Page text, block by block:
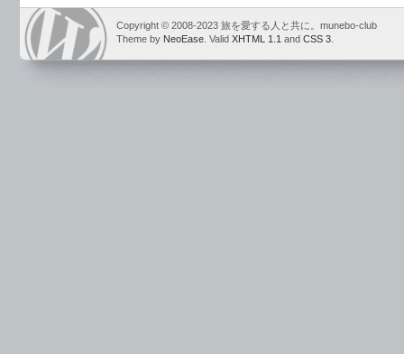
Copyright © 2008-2023 旅を愛する人と共に。munebo-club
Theme by NeoEase . Valid XHTML 1.1 and CSS 3